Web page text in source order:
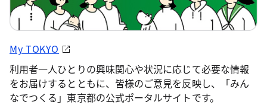
My TOKYO
利用者一人ひとりの興味関心や状況に応じて必要な情報
をお届けするとともに、皆様のご意見を反映し、「みん
なでつくる」東京都の公式ポータルサイトです。